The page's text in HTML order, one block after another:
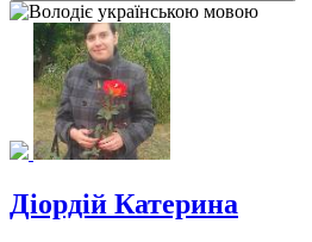
Діордій Катерина